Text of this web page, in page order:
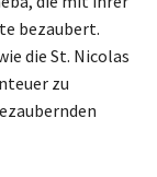
bezaubert.
die St. Nicolas
zu